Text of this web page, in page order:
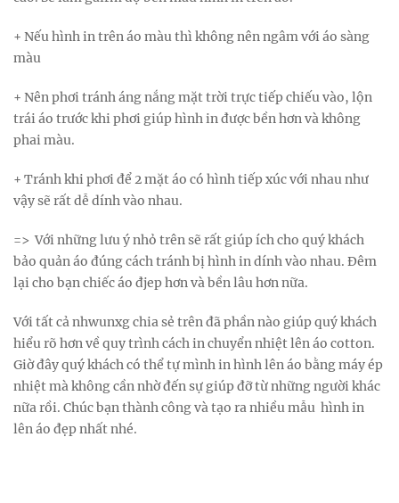
+ Nếu hình in trên áo màu thì không nên ngâm với áo sàng
màu
+ Nên phơi tránh áng nắng mặt trời trực tiếp chiếu vào, lộn
trái áo trước khi phơi giúp hình in được bền hơn và không
phai màu.
+ Tránh khi phơi để 2 mặt áo có hình tiếp xúc với nhau như
vậy sẽ rất dễ dính vào nhau.
=> Với những lưu ý nhỏ trên sẽ rất giúp ích cho quý khách
bảo quản áo đúng cách tránh bị hình in dính vào nhau. Đêm
lại cho bạn chiếc áo đjep hơn và bền lâu hơn nữa.
Với tất cả nhwunxg chia sẻ trên đã phần nào giúp quý khách
hiểu rõ hơn về quy trình cách in chuyển nhiệt lên áo cotton.
Giờ đây quý khách có thể tự mình in hình lên áo bằng máy ép
nhiệt mà không cần nhờ đến sự giúp đỡ từ những người khác
nữa rồi. Chúc bạn thành công và tạo ra nhiều mẫu hình in
lên áo đẹp nhất nhé.